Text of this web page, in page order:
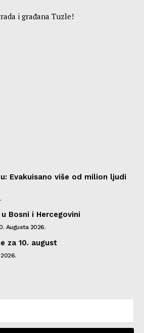
i građana Tuzle!
Evakuisano više od milion ljudi
Bosni i Hercegovini
Augusta 2026.
za 10. august